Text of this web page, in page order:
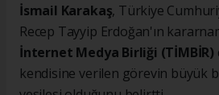
İsmail Karakaş, Türkiye
Recep Tayyip Erdoğan'ın
İnternet Medya Birliği (TİMBİR)
kendisine verilen görevin büyük